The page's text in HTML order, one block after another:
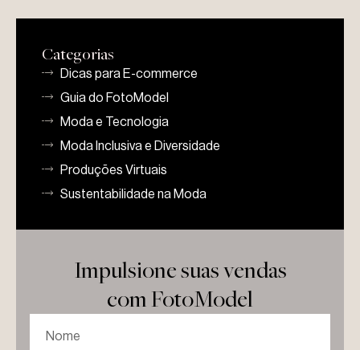
Categorias
Dicas para E-commerce
Guia do FotoModel
Moda e Tecnologia
Moda Inclusiva e Diversidade
Produções Virtuais
Sustentabilidade na Moda
Impulsione suas vendas
com FotoModel